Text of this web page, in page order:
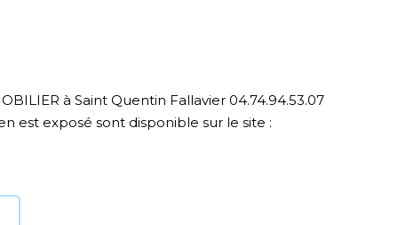
à Saint Quentin Fallavier 04.74.94.53.07
est exposé sont disponible sur le site :